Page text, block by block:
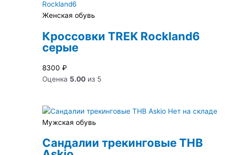
Женская обувь
Кроссовки TREK Rockland6
серые
8300 ₽
Оценка 5.00из 5
Нет на складе
Мужская обувь
Сандалии трекинговые THB